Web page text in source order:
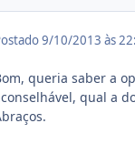
9/10/2013 às
queria saber a
qual a